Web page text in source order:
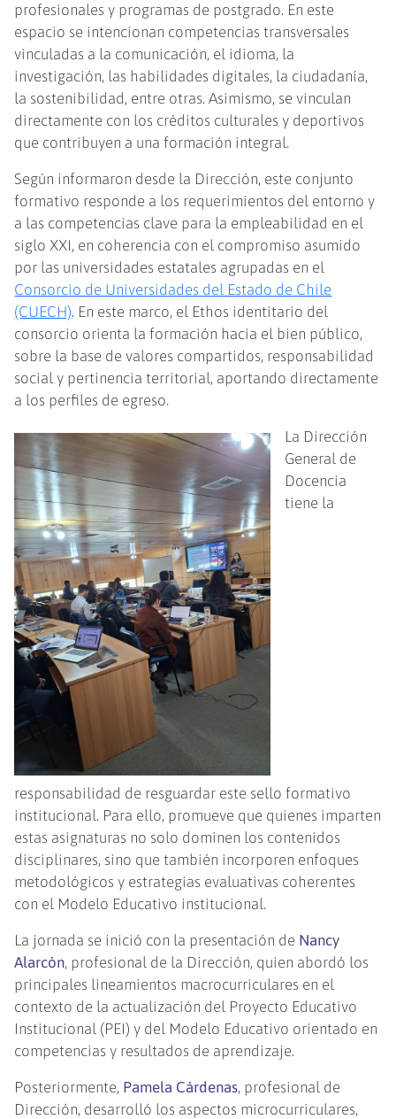
profesionales y programas de postgrado. En este
espacio se intencionan competencias transversales
vinculadas a la comunicación, el idioma, la
investigación, las habilidades digitales, la ciudadanía,
la sostenibilidad, entre otras. Asimismo, se vinculan
directamente con los créditos culturales y deportivos
que contribuyen a una formación integral.
Según informaron desde la Dirección, este conjunto
formativo responde a los requerimientos del entorno y
a las competencias clave para la empleabilidad en el
siglo XXI, en coherencia con el compromiso asumido
por las universidades estatales agrupadas en el
Consorcio de Universidades del Estado de Chile
(CUECH). En este marco, el Ethos identitario del
consorcio orienta la formación hacia el bien público,
sobre la base de valores compartidos, responsabilidad
social y pertinencia territorial, aportando directamente
a los perfiles de egreso.
La Dirección
General de
Docencia
tiene la
responsabilidad de resguardar este sello formativo
institucional. Para ello, promueve que quienes imparten
estas asignaturas no solo dominen los contenidos
disciplinares, sino que también incorporen enfoques
metodológicos y estrategias evaluativas coherentes
con el Modelo Educativo institucional.
La jornada se inició con la presentación de Nancy
Alarcón, profesional de la Dirección, quien abordó los
principales lineamientos macrocurriculares en el
contexto de la actualización del Proyecto Educativo
Institucional (PEI) y del Modelo Educativo orientado en
competencias y resultados de aprendizaje.
Posteriormente, Pamela Cárdenas, profesional de
Dirección, desarrolló los aspectos microcurriculares,